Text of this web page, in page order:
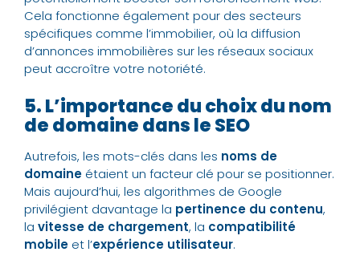
Cela fonctionne également pour des secteurs
spécifiques comme l’immobilier, où la diffusion
d’annonces immobilières sur les réseaux sociaux
peut accroître votre notoriété.
5. L’importance du choix du nom
de domaine dans le SEO
Autrefois, les mots-clés dans les noms de
domaine étaient un facteur clé pour se positionner.
Mais aujourd’hui, les algorithmes de Google
privilégient davantage la pertinence du contenu,
la vitesse de chargement, la compatibilité
mobile et l’expérience utilisateur.